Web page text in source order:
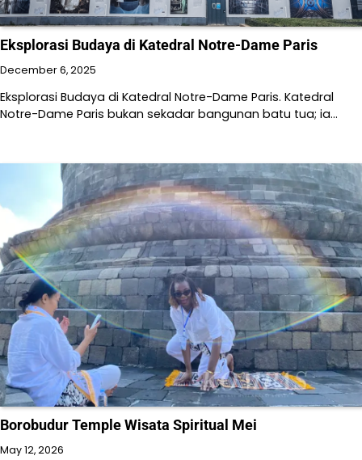
Eksplorasi Budaya di Katedral Notre-Dame Paris
December 6, 2025
Eksplorasi Budaya di Katedral Notre-Dame Paris. Katedral
Notre-Dame Paris bukan sekadar bangunan batu tua; ia…
Borobudur Temple Wisata Spiritual Mei
May 12, 2026